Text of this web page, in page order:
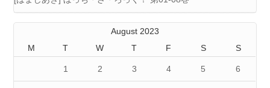
August 2023
M
T W T F S S
1 2 3 4 5 6